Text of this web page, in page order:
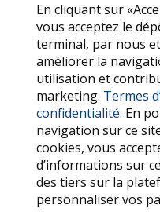
En cliquant sur
vous acceptez le
terminal, par nous
améliorer la
utilisation et
marketing. Termes
confidentialité. En
navigation sur ce
cookies, vous
d’informations sur
des tiers sur la
personnaliser vos
Termes d’utilisation
Politique de confidentialité
SERVICES
Contactez-nous
Mes favoris
Cookie